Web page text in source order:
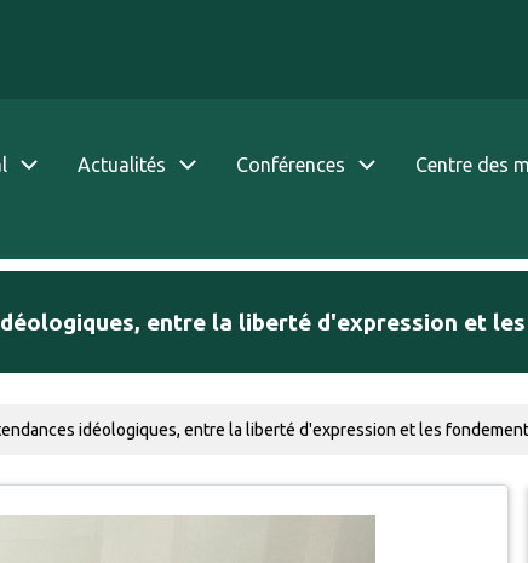
Actualités Conférences Centre des
entre la liberté d'expression et
idéologiques, entre la liberté d'expression et les